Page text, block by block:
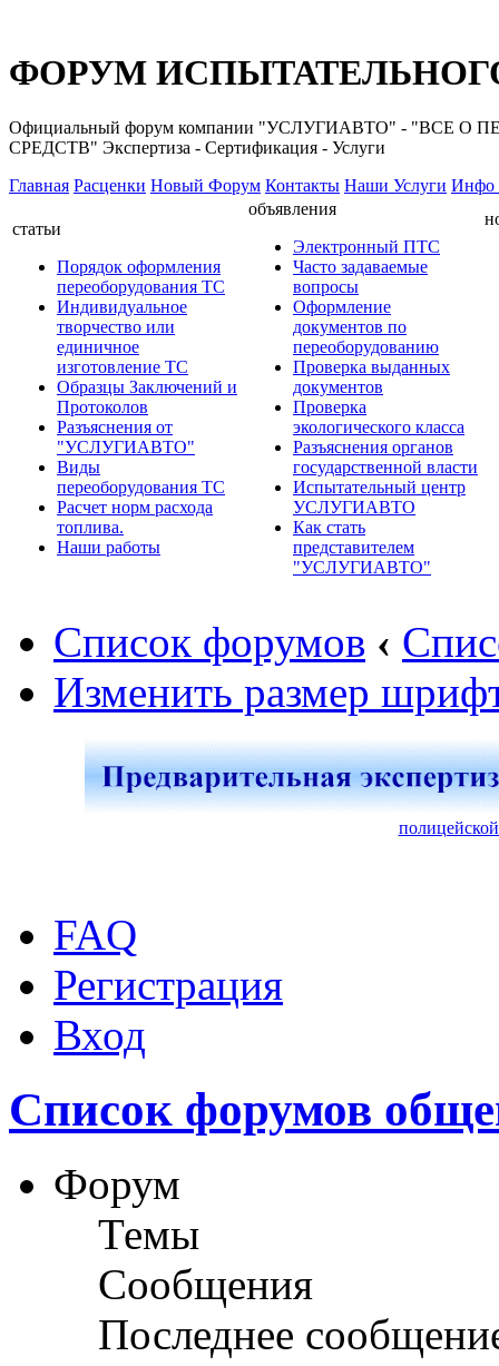
ФОРУМ
Официальный форум компании "УСЛУГИАВТО" -
СРЕДСТВ" Экспертиза - Сертификация - Услуги
Главная Расценки Новый Форум Контакты Наши Услуги Инфо
статьи
Порядок оформления
переоборудования ТС
Индивидуальное
творчество или
единичное
изготовление ТС
Образцы Заключений и
Протоколов
Разъяснения от
"УСЛУГИАВТО"
Виды
переоборудования ТС
Расчет норм расхода
топлива.
Наши работы
объявления
Электронный ПТС
Часто задаваемые
вопросы
Оформление
документов по
переоборудованию
Проверка выданных
документов
Проверка
экологического класса
Разъяснения органов
государственной власти
Испытательный центр
УСЛУГИАВТО
Как стать
представителем
"УСЛУГИАВТО"
Список форумов ‹
Изменить размер
FAQ
Регистрация
Вход
Список форумов
Форум
Темы
Сообщения
Последнее